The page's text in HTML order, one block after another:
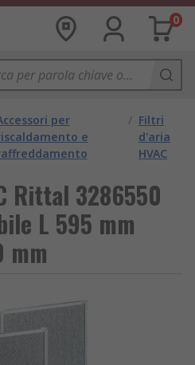
0
per
e
/ Filtri
d'aria
HVAC
Rittal 3286550
L 595 mm
mm